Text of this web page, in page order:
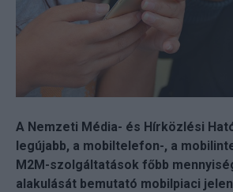
A Nemzeti Média- és Hírközlési
legújabb, a mobiltelefon-, a
M2M-szolgáltatások főbb
alakulását bemutató mobilpiaci